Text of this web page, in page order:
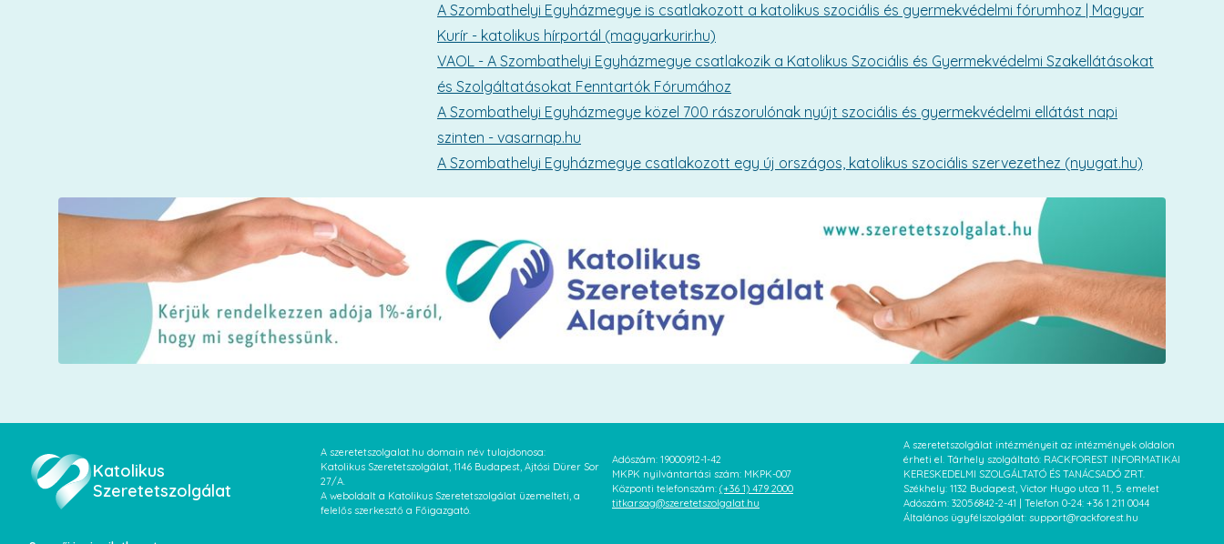
A Szombathelyi Egyházmegye is csatlakozott a katolikus szociális és gyermekvédelmi fórumhoz | Magyar
Kurír - katolikus hírportál (magyarkurir.hu)
VAOL - A Szombathelyi Egyházmegye csatlakozik a Katolikus Szociális és Gyermekvédelmi Szakellátásokat
és Szolgáltatásokat Fenntartók Fórumához
A Szombathelyi Egyházmegye közel 700 rászorulónak nyújt szociális és gyermekvédelmi ellátást napi
szinten - vasarnap.hu
A Szombathelyi Egyházmegye csatlakozott egy új országos, katolikus szociális szervezethez (nyugat.hu)
Katolikus
Szeretetszolgálat
A szeretetszolgalat.hu domain név tulajdonosa:
Katolikus Szeretetszolgálat, 1146 Budapest, Ajtósi Dürer Sor
27/A.
A weboldalt a Katolikus Szeretetszolgálat üzemelteti, a
felelős szerkesztő a Főigazgató.
Adószám: 19000912-1-42
MKPK nyilvántartási szám: MKPK-007
Központi telefonszám: (+36 1) 479 2000
titkarsag@szeretetszolgalat.hu
A szeretetszolgálat intézményeit az intézmények oldalon
érheti el. Tárhely szolgáltató: RACKFOREST INFORMATIKAI
KERESKEDELMI SZOLGÁLTATÓ ÉS TANÁCSADÓ ZRT.
Székhely: 1132 Budapest, Victor Hugo utca 11., 5. emelet
Adószám: 32056842-2-41 | Telefon 0-24: +36 1 211 0044
Általános ügyfélszolgálat: support@rackforest.hu